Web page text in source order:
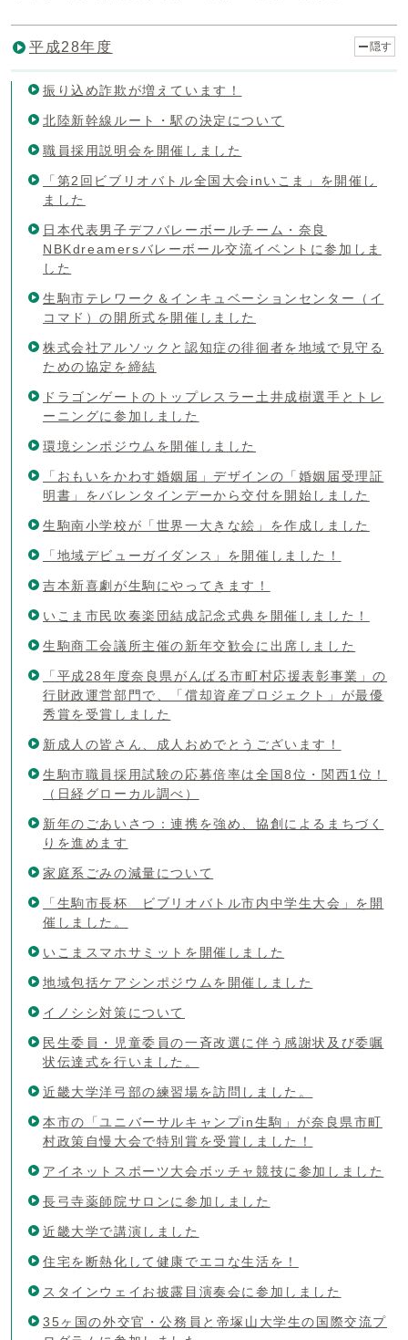
平成28年度 隠す
振り込め詐欺が増えています！
北陸新幹線ルート・駅の決定について
職員採用説明会を開催しました
「第2回ビブリオバトル全国大会inいこま」を開催し
ました
日本代表男子デフバレーボールチーム・奈良
NBKdreamersバレーボール交流イベントに参加しま
した
生駒市テレワーク＆インキュベーションセンター（イ
コマド）の開所式を開催しました
株式会社アルソックと認知症の徘徊者を地域で見守る
ための協定を締結
ドラゴンゲートのトップレスラー土井成樹選手とトレ
ーニングに参加しました
環境シンポジウムを開催しました
「おもいをかわす婚姻届」デザインの「婚姻届受理証
明書」をバレンタインデーから交付を開始しました
生駒南小学校が「世界一大きな絵」を作成しました
「地域デビューガイダンス」を開催しました！
吉本新喜劇が生駒にやってきます！
いこま市民吹奏楽団結成記念式典を開催しました！
生駒商工会議所主催の新年交歓会に出席しました
「平成28年度奈良県がんばる市町村応援表彰事業」の
行財政運営部門で、「償却資産プロジェクト」が最優
秀賞を受賞しました
新成人の皆さん、成人おめでとうございます！
生駒市職員採用試験の応募倍率は全国8位・関西1位！
（日経グローカル調べ）
新年のごあいさつ：連携を強め、協創によるまちづく
りを進めます
家庭系ごみの減量について
「生駒市長杯 ビブリオバトル市内中学生大会」を開
催しました。
いこまスマホサミットを開催しました
地域包括ケアシンポジウムを開催しました
イノシシ対策について
民生委員・児童委員の一斉改選に伴う感謝状及び委嘱
状伝達式を行いました。
近畿大学洋弓部の練習場を訪問しました。
本市の「ユニバーサルキャンプin生駒」が奈良県市町
村政策自慢大会で特別賞を受賞しました！
アイネットスポーツ大会ボッチャ競技に参加しました
長弓寺薬師院サロンに参加しました
近畿大学で講演しました
住宅を断熱化して健康でエコな生活を！
スタインウェイお披露目演奏会に参加しました
35ヶ国の外交官・公務員と帝塚山大学生の国際交流プ